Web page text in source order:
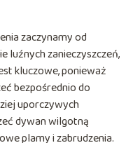
zaczynamy od
luźnych zanieczyszczeń,
kluczowe, ponieważ
bezpośrednio do
uporczywych
dywan wilgotną
plamy i zabrudzenia.